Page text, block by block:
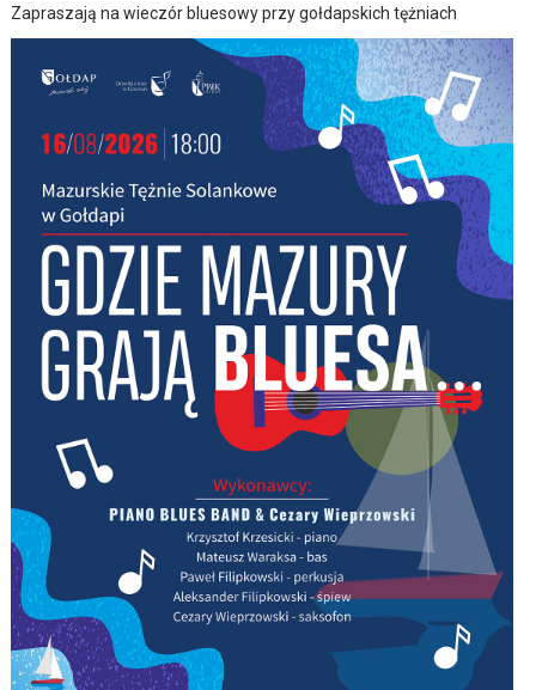
Zapraszają na wieczór bluesowy przy gołdapskich tężniach